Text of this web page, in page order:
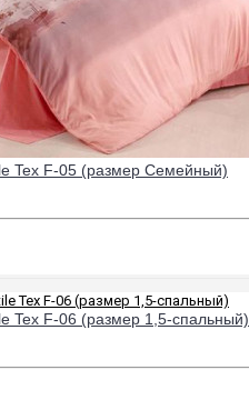
Tex F-05 (размер Семейный)
Tex F-06 (размер 1,5-спальный)